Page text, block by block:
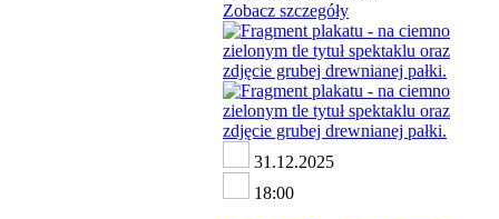
Zobacz szczegóły
31.12.2025
18:00